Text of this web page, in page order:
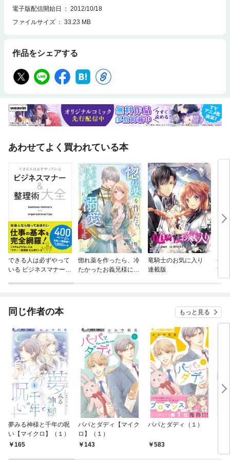
電子版配信開始日
2012/10/18
ファイルサイズ
33.23 MB
作品をシェアする
あわせてよく買われている本
できる人は必ずやって
いる ビジネスマナー＆
惚れ薬を作ったら、冷
たかったお義兄様に溺
竜騎士のお気に入り
連載版
今
す。
同じ作者の本 もっと見る
夢みる神様と千年の呪
い【マイクロ】（１）
165
パパとダディ【マイク
ロ】（１）
143
パパとダディ（１）
583